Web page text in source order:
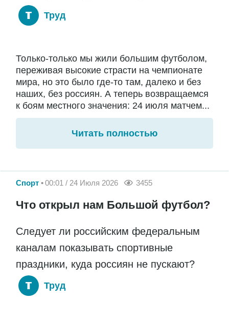
Труд
Только-только мы жили большим футболом,
переживая высокие страсти на чемпионате
мира, но это было где-то там, далеко и без
наших, без россиян. А теперь возвращаемся
к боям местного значения: 24 июля матчем...
Читать полностью
Спорт 00:01 / 24 Июля 2026 3455
Что открыл нам Большой футбол?
Следует ли российским федеральным
каналам показывать спортивные
праздники, куда россиян не пускают?
Труд